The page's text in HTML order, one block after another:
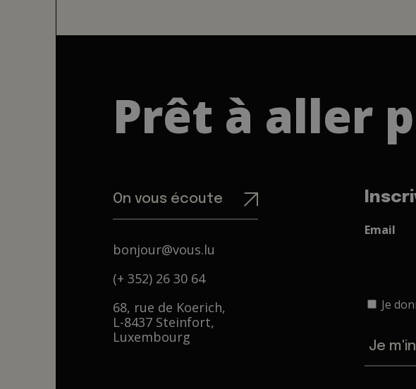
Prêt à aller
On vous écoute
bonjour@vous.lu
(+ 352) 26 30 64
68, rue de Koerich,
L-8437 Steinfort,
Luxembourg
Email
Je
Je